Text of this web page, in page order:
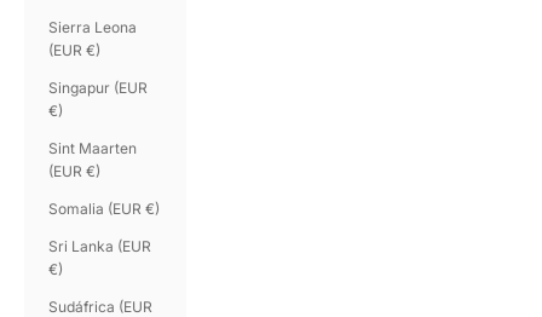
Sierra Leona
(EUR €)
Singapur (EUR
€)
Sint Maarten
(EUR €)
Somalia (EUR €)
Sri Lanka (EUR
€)
Sudáfrica (EUR